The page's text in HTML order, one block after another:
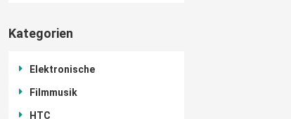
Kategorien
Elektronische
Filmmusik
HTC